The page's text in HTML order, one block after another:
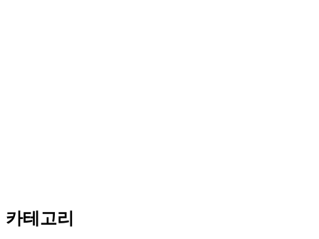
카테고리